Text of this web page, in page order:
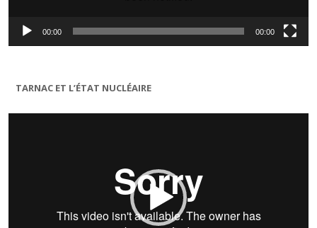
00:00 00:00
TARNAC ET L’ÉTAT NUCLÉAIRE
Lecteur